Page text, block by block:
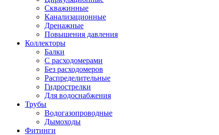
Скважинные
Канализационные
Дренажные
Повышения давления
Коллекторы
Балки
С расходомерами
Без расходомеров
Распределительные
Гидрострелки
Для водоснабжения
Трубы
Водогазопроводные
Дымоходы
Фитинги